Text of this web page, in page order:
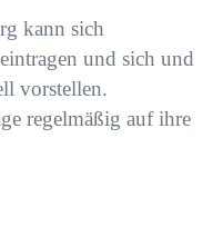
kann sich
und sich und
vorstellen.
regelmäßig auf ihre